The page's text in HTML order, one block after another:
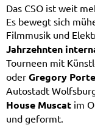
Das CSO ist weit
Es bewegt sich
Filmmusik und
Jahrzehnten
Tourneen mit
oder Gregory
Autostadt
House Muscat im
und geformt.